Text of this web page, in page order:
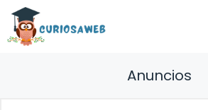
Saltar
contenido
Anuncios